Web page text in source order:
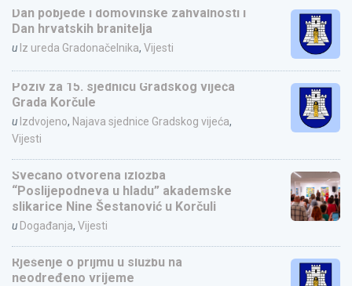
Dan pobjede i domovinske zahvalnosti i
Dan hrvatskih branitelja
u Iz ureda Gradonačelnika, Vijesti
Poziv za 15. sjednicu Gradskog vijeća
Grada Korčule
u Izdvojeno, Najava sjednice Gradskog vijeća,
Vijesti
Svečano otvorena izložba
“Poslijepodneva u hladu” akademske
slikarice Nine Šestanović u Korčuli
u Događanja, Vijesti
Rješenje o prijmu u službu na
neodređeno vrijeme